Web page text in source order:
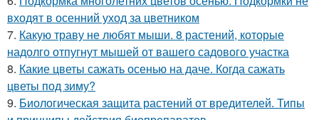
входят в осенний уход за цветником
7. Какую траву не любят мыши. 8 растений, которые
надолго отпугнут мышей от вашего садового участка
8. Какие цветы сажать осенью на даче. Когда сажать
цветы под зиму?
9. Биологическая защита растений от вредителей. Типы